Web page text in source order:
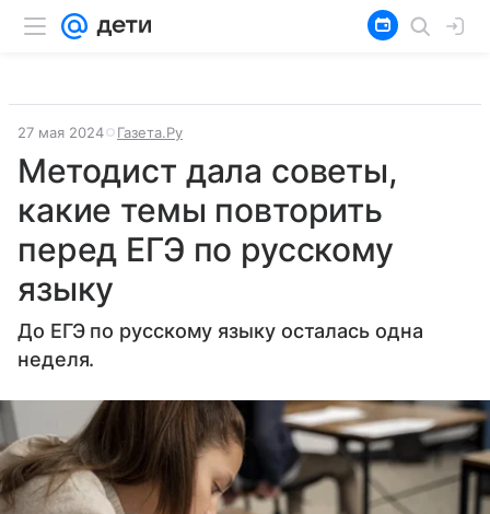
27 мая 2024 Газета.Ру
Методист дала советы,
какие темы повторить
перед ЕГЭ по русскому
языку
До ЕГЭ по русскому языку осталась одна
неделя.